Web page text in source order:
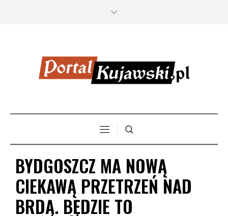
BYDGOSZCZ MA NOWĄ
CIEKAWĄ PRZETRZEŃ NAD
BRDĄ. BĘDZIE TO